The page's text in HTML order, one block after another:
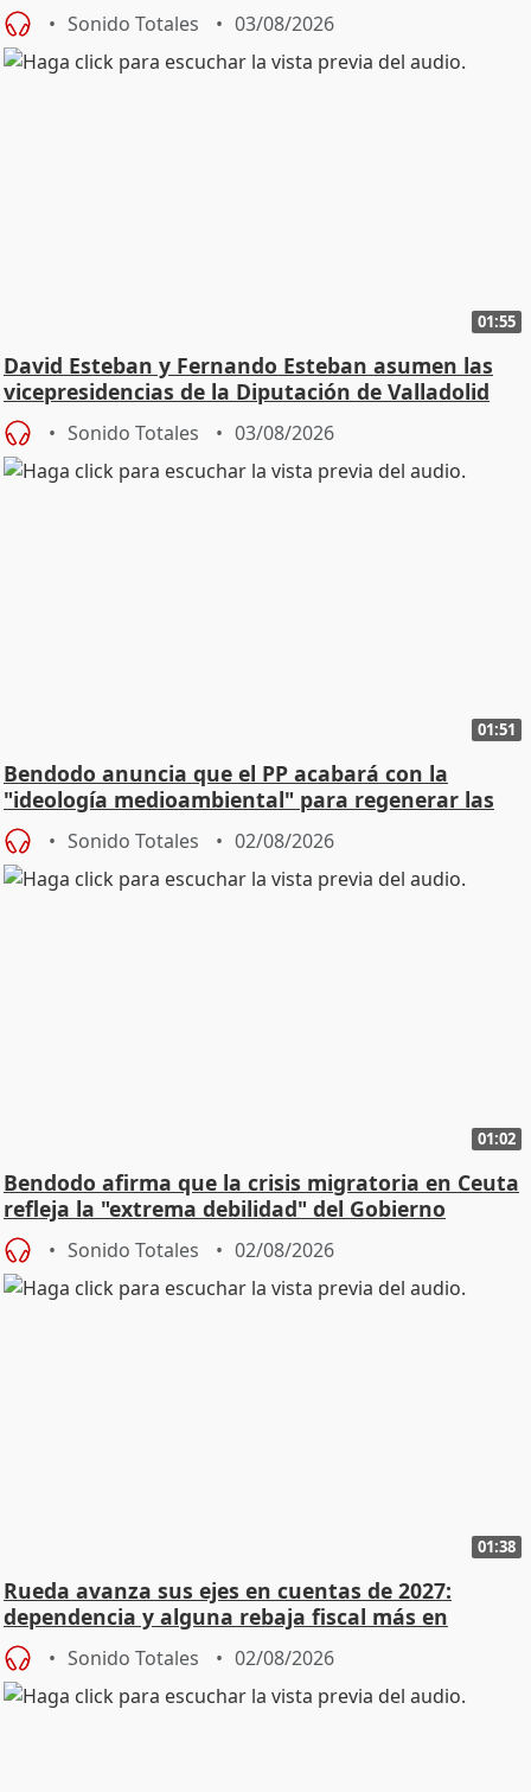
Sonido Totales 03/08/2026
01:55
David Esteban y Fernando Esteban asumen las
vicepresidencias de la Diputación de Valladolid
Sonido Totales 03/08/2026
01:51
Bendodo anuncia que el PP acabará con la
"ideología medioambiental" para regenerar las
playas
Sonido Totales 02/08/2026
01:02
Bendodo afirma que la crisis migratoria en Ceuta
refleja la "extrema debilidad" del Gobierno
Sonido Totales 02/08/2026
01:38
Rueda avanza sus ejes en cuentas de 2027:
dependencia y alguna rebaja fiscal más en
vivienda
Sonido Totales 02/08/2026